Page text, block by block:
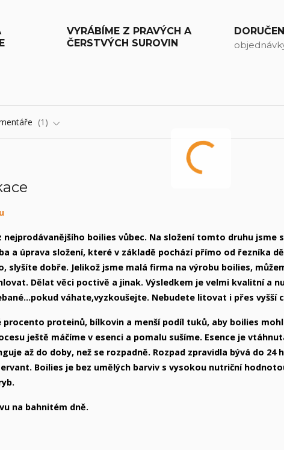
VYRÁBÍME Z PRAVÝCH A
ČERSTVÝCH SUROVIN
1
nejprodávanějšího boilies vůbec. Na složení tomto druhu jsme
a úprava složení, které v základě pochází přímo od řezníka
slyšíte dobře. Jelikož jsme malá firma na výrobu boilies,
Dělat věci poctivě a jinak. Výsledkem je velmi kvalitní a
váhate,vyzkoušejte. Nebudete litovat i přes vyšší
procento proteinů, bílkovin a menší podíl tuků, aby boilies
ještě máčíme v esenci a pomalu sušíme. Esence je
až do doby, než se rozpadně. Rozpad zpravidla bývá do 24
Boilies je bez umělých barviv s vysokou nutriční
na bahnitém dně.